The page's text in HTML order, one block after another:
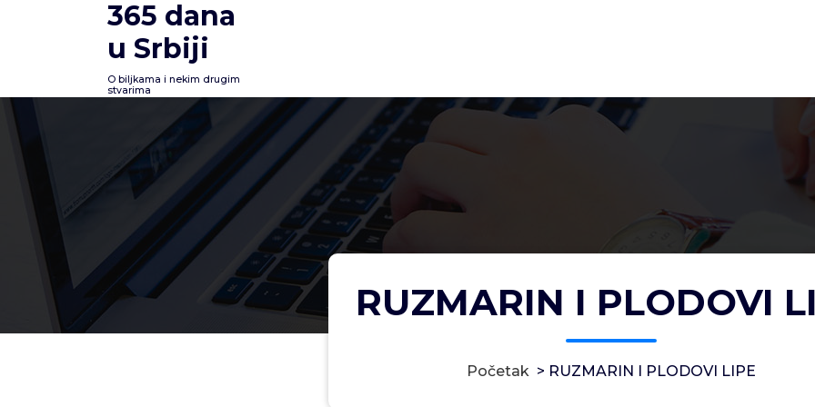
365 dana
u Srbiji
O biljkama i nekim drugim
stvarima
RUZMARIN I PLODOVI
Početak > RUZMARIN I PLODOVI LIPE